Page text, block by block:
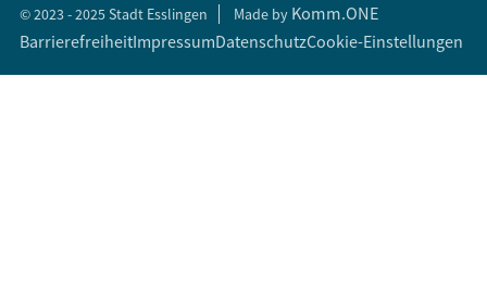
© 2023 - 2025 Stadt Esslingen Made by Komm.ONE
BarrierefreiheitImpressumDatenschutzCookie-Einstellungen